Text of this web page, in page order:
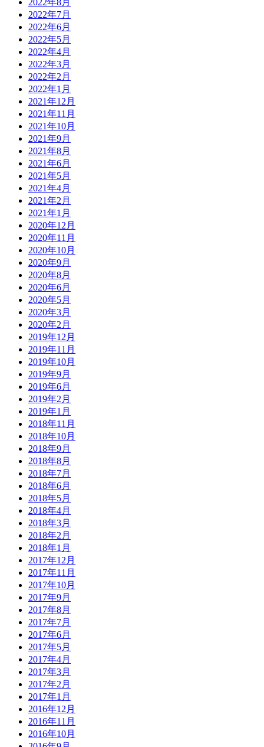
2022年7月
2022年6月
2022年5月
2022年4月
2022年3月
2022年2月
2022年1月
2021年12月
2021年11月
2021年10月
2021年9月
2021年8月
2021年6月
2021年5月
2021年4月
2021年2月
2021年1月
2020年12月
2020年11月
2020年10月
2020年9月
2020年8月
2020年6月
2020年5月
2020年3月
2020年2月
2019年12月
2019年11月
2019年10月
2019年9月
2019年6月
2019年2月
2019年1月
2018年11月
2018年10月
2018年9月
2018年8月
2018年7月
2018年6月
2018年5月
2018年4月
2018年3月
2018年2月
2018年1月
2017年12月
2017年11月
2017年10月
2017年9月
2017年8月
2017年7月
2017年6月
2017年5月
2017年4月
2017年3月
2017年2月
2017年1月
2016年12月
2016年11月
2016年10月